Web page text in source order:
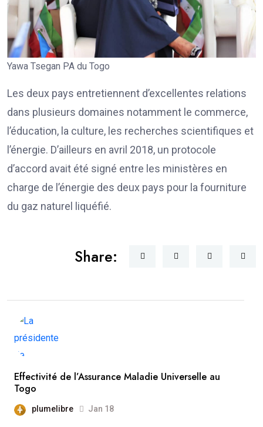
Yawa Tsegan PA du Togo
Les deux pays entretiennent d’excellentes relations
dans plusieurs domaines notamment le commerce,
l’éducation, la culture, les recherches scientifiques et
l’énergie. D’ailleurs en avril 2018, un protocole
d’accord avait été signé entre les ministères en
charge de l’énergie des deux pays pour la fourniture
du gaz naturel liquéfié.
Share:
Effectivité de l’Assurance Maladie Universelle au
Togo
plumelibre Jan 18